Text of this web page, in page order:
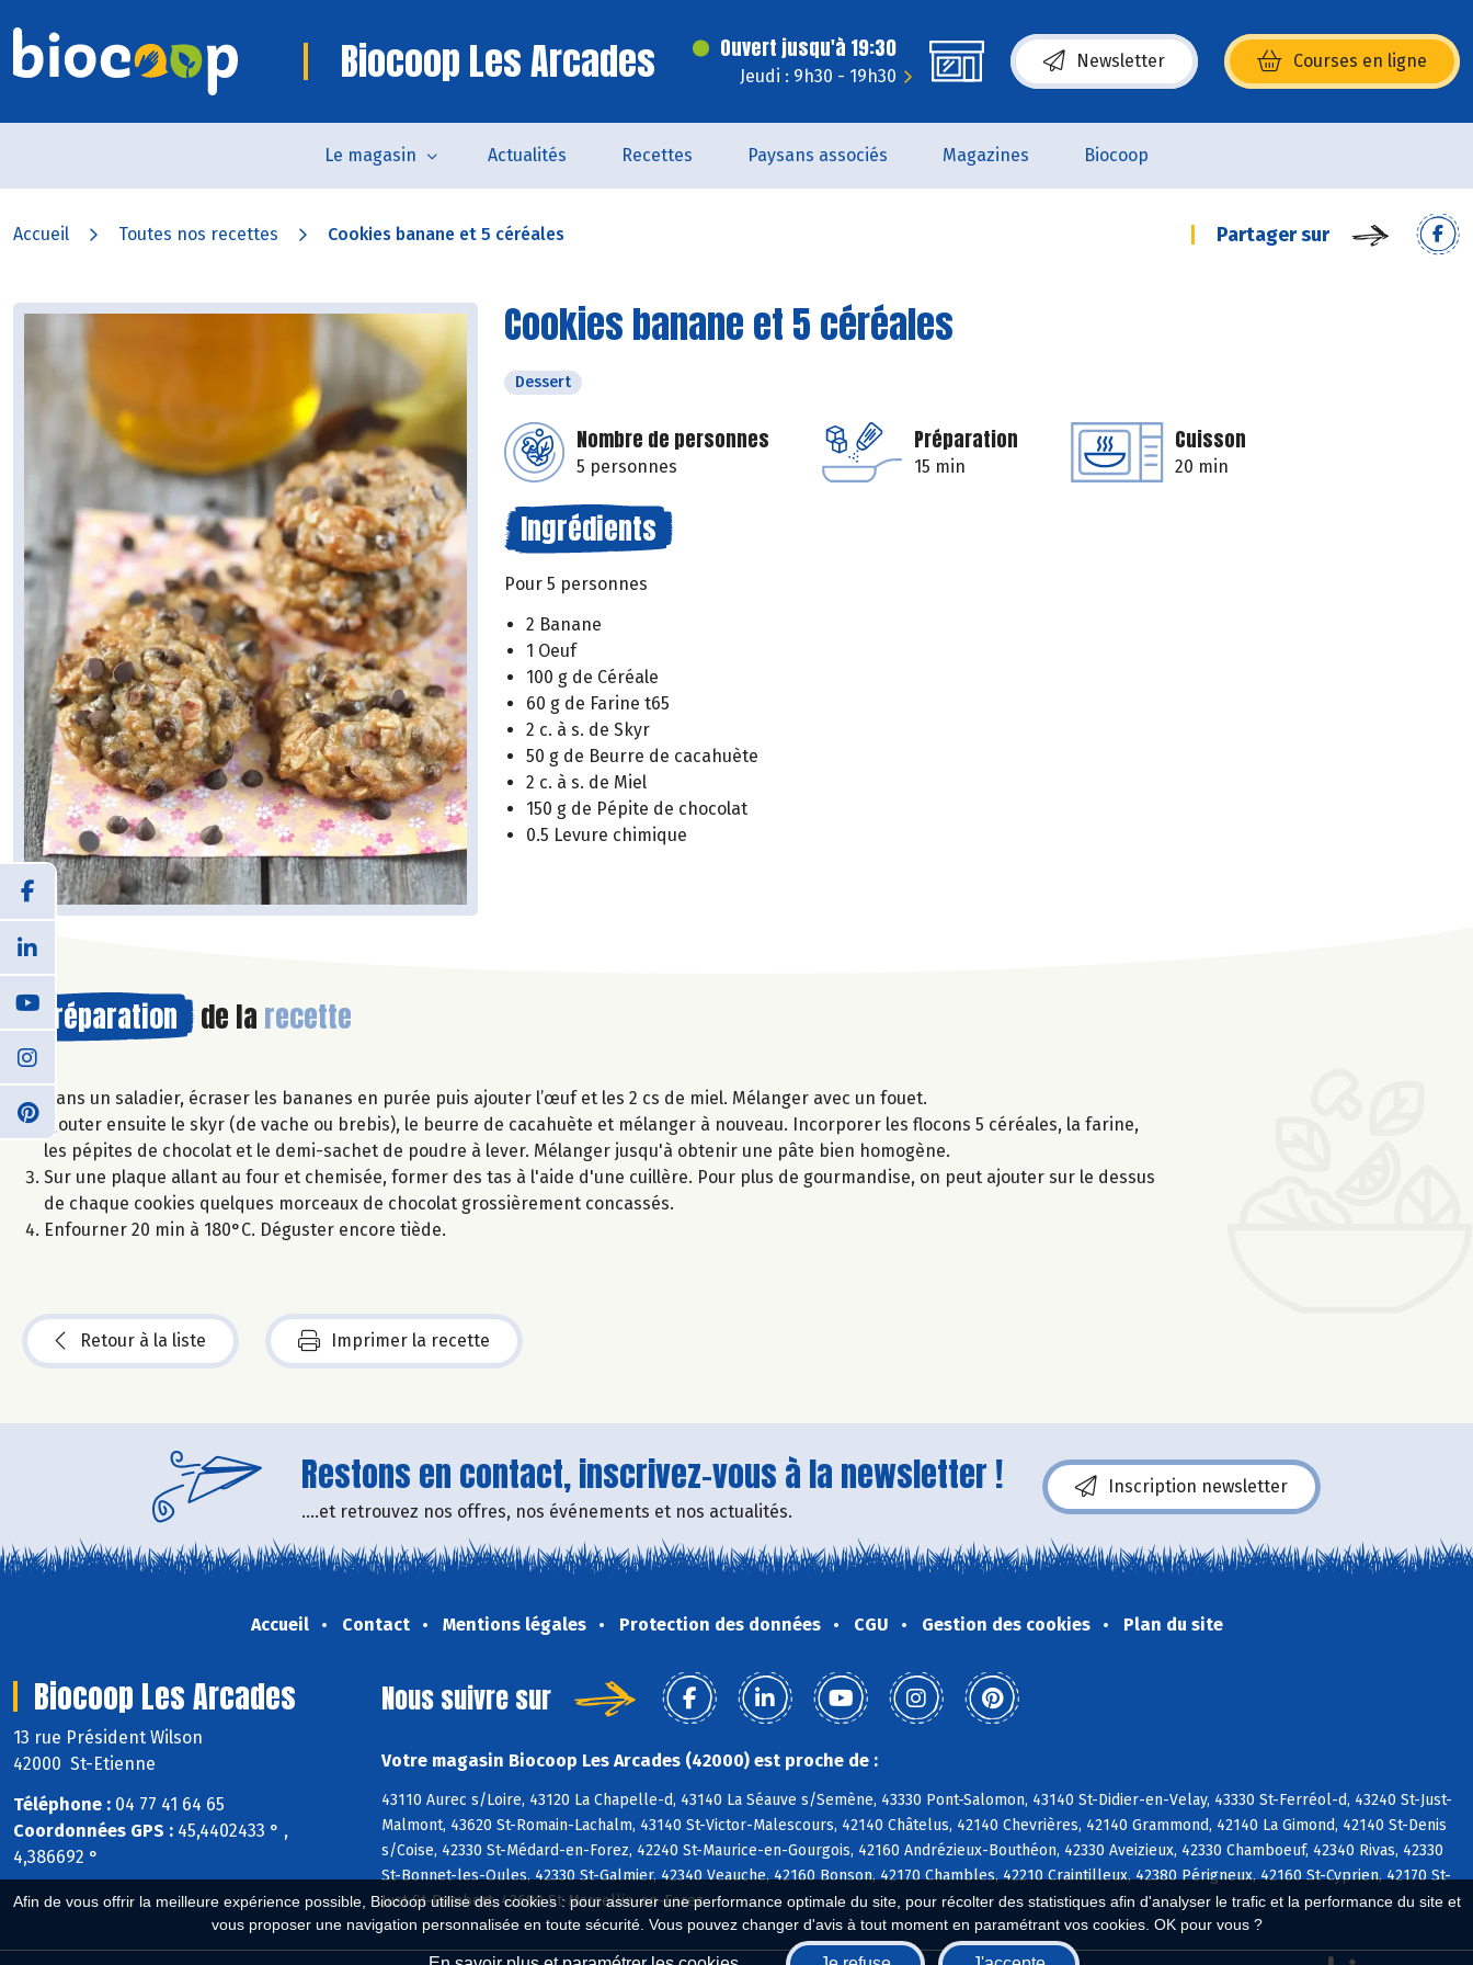
Afin de vous offrir la meilleure expérience possible, Biocoop utilise des cookies : pour assurer une performance optimale du site, pour récolter des statistiques afin d'analyser le trafic et la performance du site et
vous proposer une navigation personnalisée en toute sécurité. Vous pouvez changer d'avis à tout moment en paramétrant vos cookies. OK pour vous ?
Biocoop Les Arcades Ouvert jusqu'à 19:30
Jeudi : 9h30 - 19h30
Newsletter Courses en ligne
(s’ouvre dans une nouvelle fenêtre)
Le magasin Actualités Recettes Paysans associés Magazines Biocoop
Accueil Toutes nos recettes Cookies banane et 5 céréales Partager sur
Cookies banane et 5 céréales
Dessert
Nombre de personnes
5 personnes
Préparation
15 min
Cuisson
20 min
Ingrédients
Pour 5 personnes
2 Banane
1 Oeuf
100 g de Céréale
60 g de Farine t65
2 c. à s. de Skyr
50 g de Beurre de cacahuète
2 c. à s. de Miel
150 g de Pépite de chocolat
0.5 Levure chimique
Préparation de la recette
Dans un saladier, écraser les bananes en purée puis ajouter l’œuf et les 2 cs de miel. Mélanger avec un fouet.
Ajouter ensuite le skyr (de vache ou brebis), le beurre de cacahuète et mélanger à nouveau. Incorporer les flocons 5 céréales, la farine,
les pépites de chocolat et le demi-sachet de poudre à lever. Mélanger jusqu'à obtenir une pâte bien homogène.
Sur une plaque allant au four et chemisée, former des tas à l'aide d'une cuillère. Pour plus de gourmandise, on peut ajouter sur le dessus
de chaque cookies quelques morceaux de chocolat grossièrement concassés.
Enfourner 20 min à 180°C. Déguster encore tiède.
Retour à la liste Imprimer la recette
Restons en contact, inscrivez-vous à la newsletter !
....et retrouvez nos offres, nos événements et nos actualités.
Inscription newsletter
Accueil Contact Mentions légales Protection des données CGU Gestion des cookies Plan du site
Biocoop Les Arcades
13 rue Président Wilson
42000 St-Etienne
Téléphone : 04 77 41 64 65
Coordonnées GPS : 45,4402433 ° ,
4,386692 °
Nous suivre sur
Votre magasin Biocoop Les Arcades (42000) est proche de :
43110 Aurec s/Loire, 43120 La Chapelle-d, 43140 La Séauve s/Semène, 43330 Pont-Salomon, 43140 St-Didier-en-Velay, 43330 St-Ferréol-d, 43240 St-Just-
Malmont, 43620 St-Romain-Lachalm, 43140 St-Victor-Malescours, 42140 Châtelus, 42140 Chevrières, 42140 Grammond, 42140 La Gimond, 42140 St-Denis
s/Coise, 42330 St-Médard-en-Forez, 42240 St-Maurice-en-Gourgois, 42160 Andrézieux-Bouthéon, 42330 Aveizieux, 42330 Chamboeuf, 42340 Rivas, 42330
St-Bonnet-les-Oules, 42330 St-Galmier, 42340 Veauche, 42160 Bonson, 42170 Chambles, 42210 Craintilleux, 42380 Périgneux, 42160 St-Cyprien, 42170 St-
Just-St-Rambert, 42680 St-Marcellin-en-Forez